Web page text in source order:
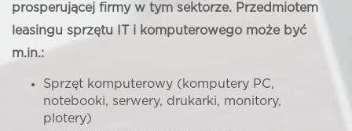
prosperującej firmy w tym sektorze. Przedmiotem
leasingu sprzętu IT i komputerowego może być
m.in.:
Sprzęt komputerowy (komputery PC,
notebooki, serwery, drukarki, monitory,
plotery)